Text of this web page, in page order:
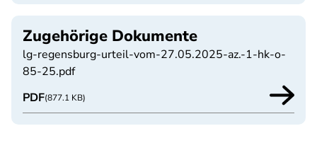
Zugehörige Dokumente
lg-regensburg-urteil-vom-27.05.2025-az.-1-hk-o-
85-25.pdf
PDF(877.1 KB)